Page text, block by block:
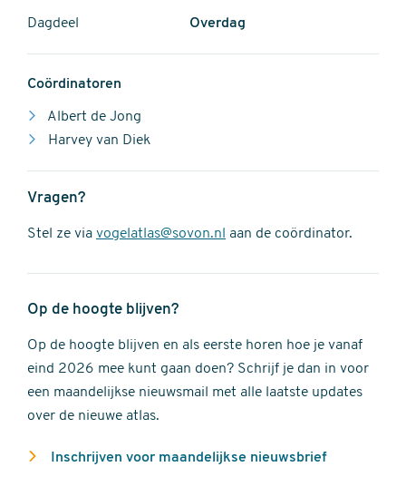
Dagdeel Overdag
Coördinatoren
Albert de Jong
Harvey van Diek
Vragen?
Stel ze via vogelatlas@sovon.nl aan de coördinator.
Op de hoogte blijven?
Op de hoogte blijven en als eerste horen hoe je vanaf
eind 2026 mee kunt gaan doen? Schrijf je dan in voor
een maandelijkse nieuwsmail met alle laatste updates
over de nieuwe atlas.
Inschrijven voor maandelijkse nieuwsbrief